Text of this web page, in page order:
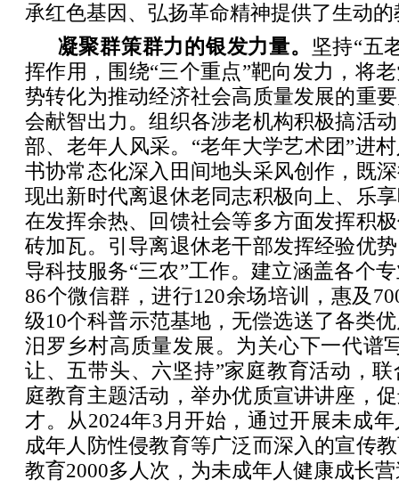
承红色基因、弘扬革命精神提供了生动
‌凝聚群策群力的银发力量。 坚持“五
挥作用，围绕“三个重点”靶向发力，将
势转化为推动经济社会高质量发展的重
会献智出力。组织各涉老机构积极搞活
部、老年人风采。“老年大学艺术团”进
书协常态化深入田间地头采风创作，既
现出新时代离退休老同志积极向上、乐
在发挥余热、回馈社会等多方面发挥积
砖加瓦。引导离退休老干部发挥经验优
导科技服务“三农”工作。建立涵盖各个
86个微信群，进行120余场培训，惠及
级10个科普示范基地，无偿选送了各类
汨罗乡村高质量发展。为关心下一代谱
让、五带头、六坚持”家庭教育活动，
庭教育主题活动，举办优质宣讲讲座，
才。从2024年3月开始，通过开展未成
成年人防性侵教育等广泛而深入的宣传
教育2000多人次，为未成年人健康成长